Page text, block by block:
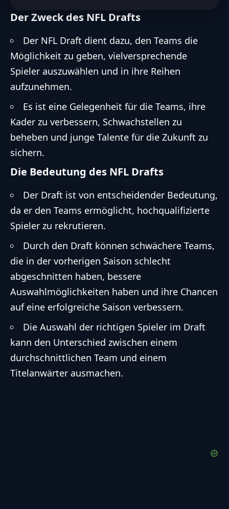
Der Zweck des NFL Drafts
Der NFL Draft dient dazu, den Teams die
Möglichkeit zu geben, vielversprechende
Spieler auszuwählen und in ihre Reihen
aufzunehmen.
Es ist eine Gelegenheit für die Teams, ihre
Kader zu verbessern, Schwachstellen zu
beheben und junge Talente für die Zukunft zu
sichern.
Die Bedeutung des NFL Drafts
Der Draft ist von entscheidender Bedeutung,
da er den Teams ermöglicht, hochqualifizierte
Spieler zu rekrutieren.
Durch den Draft können schwächere Teams,
die in der vorherigen Saison schlecht
abgeschnitten haben, bessere
Auswahlmöglichkeiten haben und ihre Chancen
auf eine erfolgreiche Saison verbessern.
Die Auswahl der richtigen Spieler im Draft
kann den Unterschied zwischen einem
durchschnittlichen Team und einem
Titelanwärter ausmachen.